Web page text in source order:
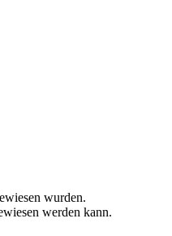
wurden.
werden kann.